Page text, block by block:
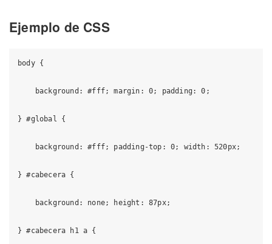
Ejemplo de CSS
body {
    background: #fff; margin: 0; padding: 0;
} #global {
    background: #fff; padding-top: 0; width: 520px;
} #cabecera {
    background: none; height: 87px;
} #cabecera h1 a {